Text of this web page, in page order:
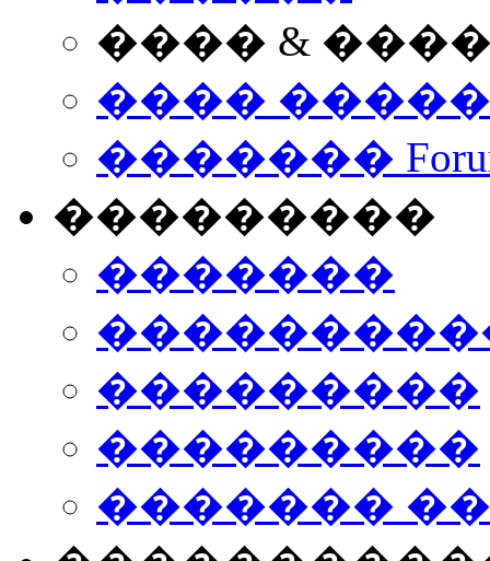
���� &
����
�������
���������
�������
���������
���������
�������